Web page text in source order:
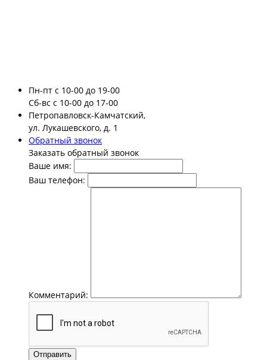
Пн-пт с 10-00 до 19-00
Сб-вс с 10-00 до 17-00
Петропавловск-Камчатский,
ул. Лукашевского, д. 1
Обратный звонок
Заказать обратный звонок
Ваше имя:
Ваш телефон:
Комментарий:
Отправить